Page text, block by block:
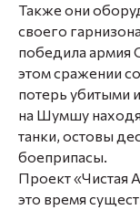
Также они
своего
победила армия
этом сражении
потерь убитыми
на Шумшу
танки, остовы
боеприпасы.
Проект «Чистая
это время